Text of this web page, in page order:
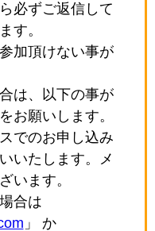
必ずご返信して
す。
加頂けない事が
は、以下の事が
お願いします。
でのお申し込み
いたします。メ
います。
合は
」 か